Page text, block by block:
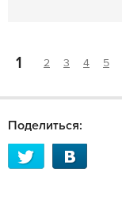
1 2 3 4 5
Поделиться: